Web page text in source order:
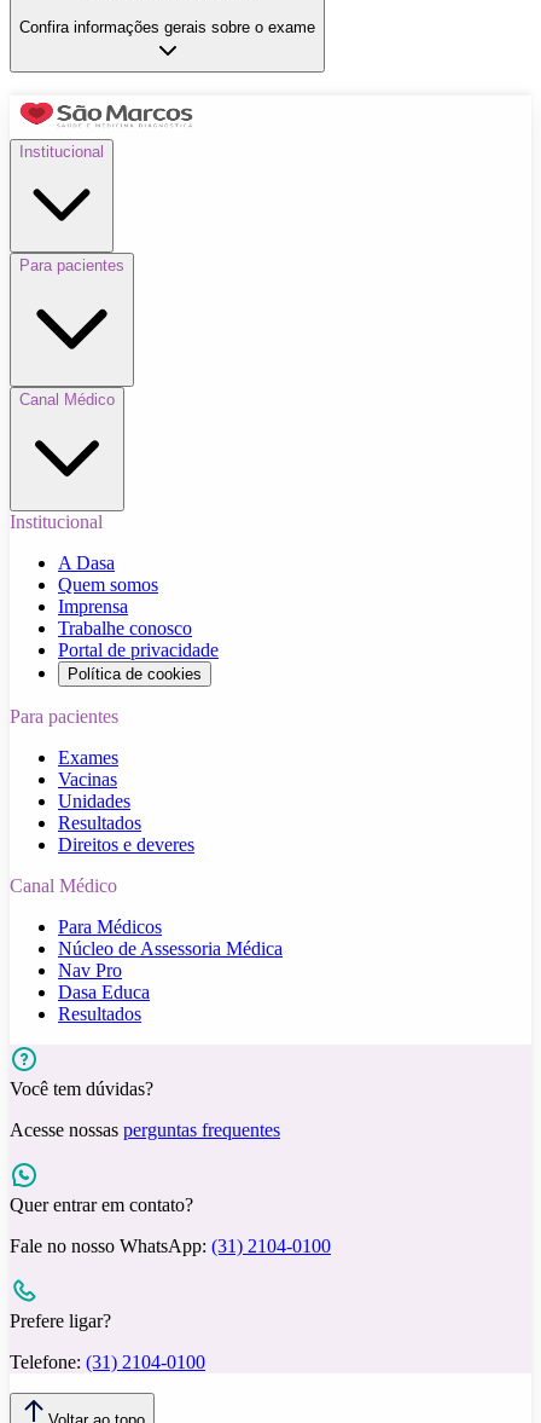
Confira informações gerais sobre o exame
Institucional
Para pacientes
Canal Médico
Institucional
A Dasa
Quem somos
Imprensa
Trabalhe conosco
Portal de privacidade
Política de cookies
Para pacientes
Exames
Vacinas
Unidades
Resultados
Direitos e deveres
Canal Médico
Para Médicos
Núcleo de Assessoria Médica
Nav Pro
Dasa Educa
Resultados
Você tem dúvidas?
Acesse nossas perguntas frequentes
Quer entrar em contato?
Fale no nosso WhatsApp: (31) 2104-0100
Prefere ligar?
Telefone: (31) 2104-0100